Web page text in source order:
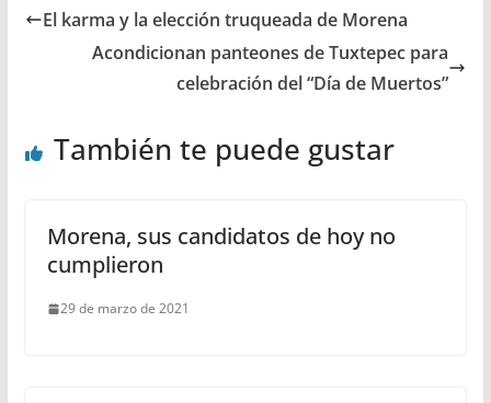
El karma y la elección truqueada de Morena
Acondicionan panteones de Tuxtepec para
celebración del “Día de Muertos”
También te puede gustar
Morena, sus candidatos de hoy no
cumplieron
29 de marzo de 2021